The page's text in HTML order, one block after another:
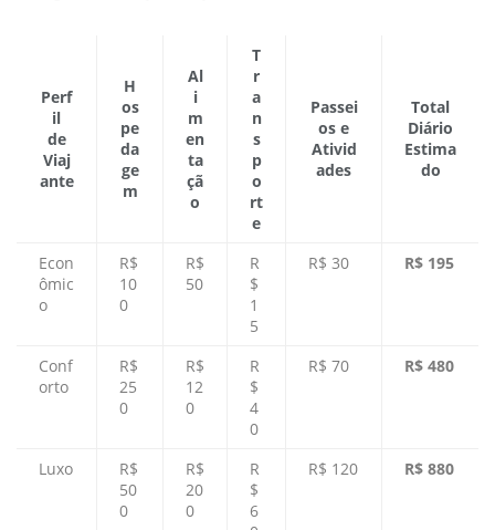
Perf
il
de
Viaj
ante
H
os
pe
da
ge
m
Al
i
m
en
ta
çã
o
T
r
a
n
s
p
o
rt
e
Passei
os e
Ativid
ades
Total
Diário
Estima
do
Econ
ômic
o
R$
10
0
R$
50
R
$
1
5
R$ 30 R$ 195
Conf
orto
R$
25
0
R$
12
0
R
$
4
0
R$ 70 R$ 480
Luxo
R$
50
0
R$
20
0
R
$
6
R$ 120 R$ 880